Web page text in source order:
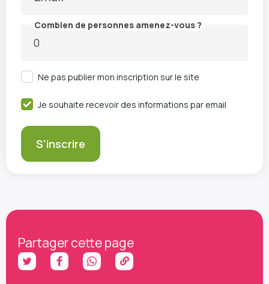
Combien de personnes amenez-vous ?
Ne pas publier mon inscription sur le site
Je souhaite recevoir des informations par email
Partager cette page